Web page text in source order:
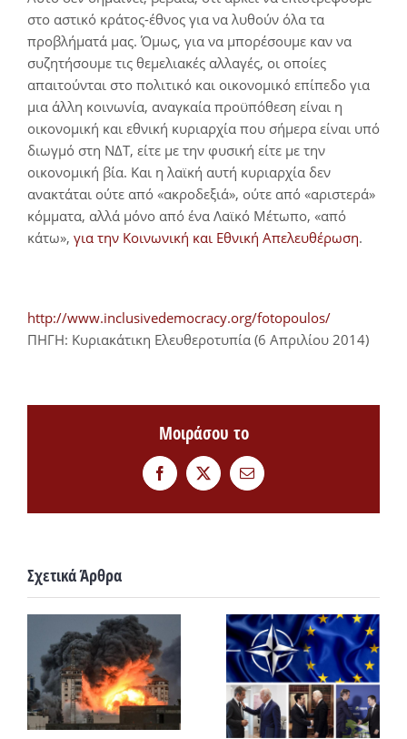
στο αστικό κράτος-έθνος για να λυθούν όλα τα
προβλήματά μας. Όμως, για να μπορέσουμε καν να
συζητήσουμε τις θεμελιακές αλλαγές, οι οποίες
απαιτούνται στο πολιτικό και οικονομικό επίπεδο για
μια άλλη κοινωνία, αναγκαία προϋπόθεση είναι η
οικονομική και εθνική κυριαρχία που σήμερα είναι υπό
διωγμό στη ΝΔΤ, είτε με την φυσική είτε με την
οικονομική βία. Και η λαϊκή αυτή κυριαρχία δεν
ανακτάται ούτε από «ακροδεξιά», ούτε από «αριστερά»
κόμματα, αλλά μόνο από ένα Λαϊκό Μέτωπο, «από
κάτω», για την Κοινωνική και Εθνική Απελευθέρωση.
http://www.inclusivedemocracy.org/fotopoulos/
ΠΗΓΗ: Κυριακάτικη Ελευθεροτυπία (6 Απριλίου 2014)
Μοιράσου το
FacebookTwitterEmail
Σχετικά Άρθρα